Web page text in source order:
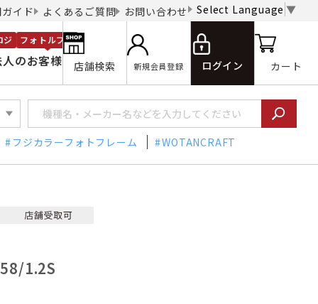
イド よくあるご質問 お問い合わせ Select Language ▼
のお客様
ジ フォトルプロ
店舗検索 新規会員登録 ログイン カート
フジカラーフォトフレーム WOTANCRAFT
1.2S